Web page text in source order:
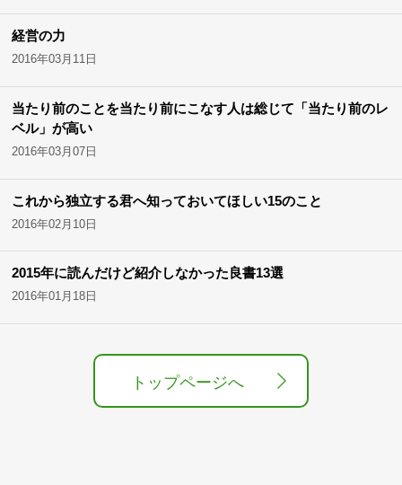
経営の力
2016年03月11日
当たり前のことを当たり前にこなす人は総じて「当たり前のレ
ベル」が高い
2016年03月07日
これから独立する君へ知っておいてほしい15のこと
2016年02月10日
2015年に読んだけど紹介しなかった良書13選
2016年01月18日
トップページへ